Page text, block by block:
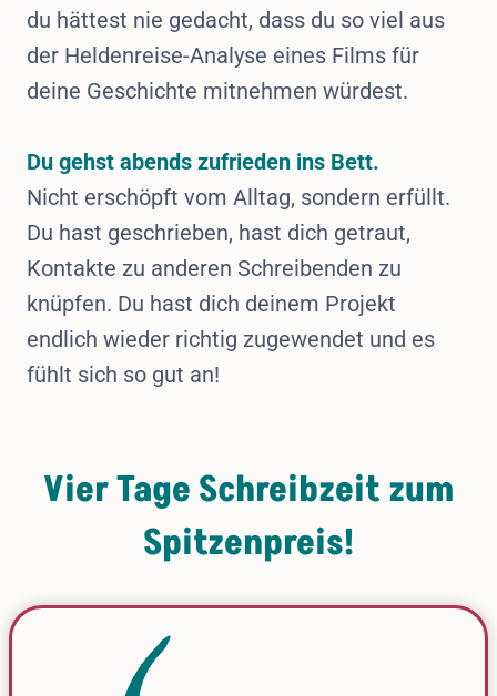
du hättest nie gedacht, dass du so viel aus
der Heldenreise-Analyse eines Films für
deine Geschichte mitnehmen würdest.
Du gehst abends zufrieden ins Bett.
Nicht erschöpft vom Alltag, sondern erfüllt.
Du hast geschrieben, hast dich getraut,
Kontakte zu anderen Schreibenden zu
knüpfen. Du hast dich deinem Projekt
endlich wieder richtig zugewendet und es
fühlt sich so gut an!
Vier Tage Schreibzeit zum
Spitzenpreis!